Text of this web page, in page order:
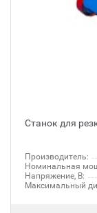
Станок для
Производитель:
Номинальная
Напряжение, В:
Максимальный